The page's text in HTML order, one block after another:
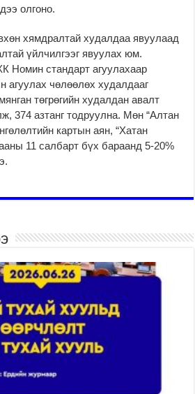
олгоно.
хямдралтай худалдаа явуулаад
үйлчилгээг явуулах юм.
Номин стандарт агуулахаар
агуулах чөлөөлөх худалдааг
төгрөгийн худалдан авалт
374 азтанг тодруулна. Мөн “Алтан
картын аян, “Хатан
11 салбарт бүх бараанд 5-20%